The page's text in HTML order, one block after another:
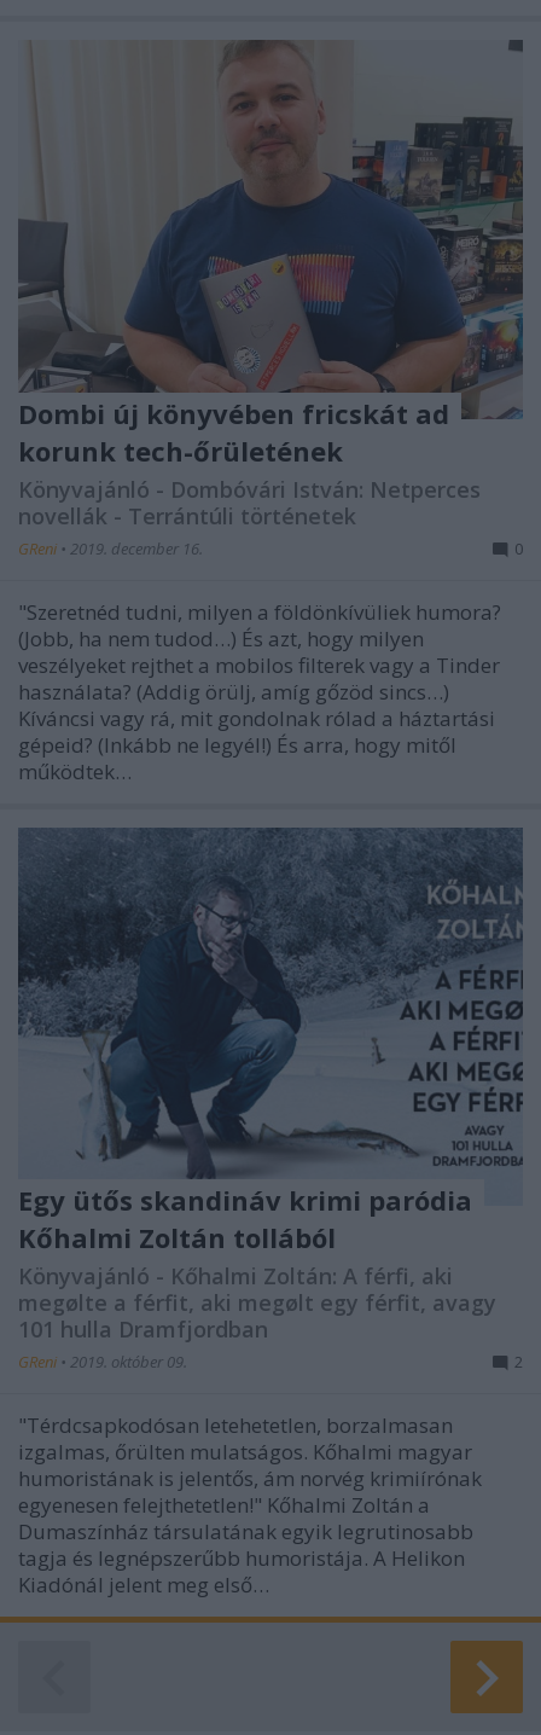
Dombi új könyvében fricskát ad
korunk tech-őrületének
Könyvajánló - Dombóvári István: Netperces
novellák - Terrántúli történetek
GReni • 2019. december 16. 0
"Szeretnéd tudni, milyen a földönkívüliek humora?
(Jobb, ha nem tudod…) És azt, hogy milyen
veszélyeket rejthet a mobilos filterek vagy a Tinder
használata? (Addig örülj, amíg gőzöd sincs…)
Kíváncsi vagy rá, mit gondolnak rólad a háztartási
gépeid? (Inkább ne legyél!) És arra, hogy mitől
működtek…
Egy ütős skandináv krimi paródia
Kőhalmi Zoltán tollából
Könyvajánló - Kőhalmi Zoltán: A férfi, aki
megølte a férfit, aki megølt egy férfit, avagy
101 hulla Dramfjordban
GReni • 2019. október 09. 2
"Térdcsapkodósan letehetetlen, borzalmasan
izgalmas, őrülten mulatságos. Kőhalmi magyar
humoristának is jelentős, ám norvég krimiírónak
egyenesen felejthetetlen!" Kőhalmi Zoltán a
Dumaszínház társulatának egyik legrutinosabb
tagja és legnépszerűbb humoristája. A Helikon
Kiadónál jelent meg első…